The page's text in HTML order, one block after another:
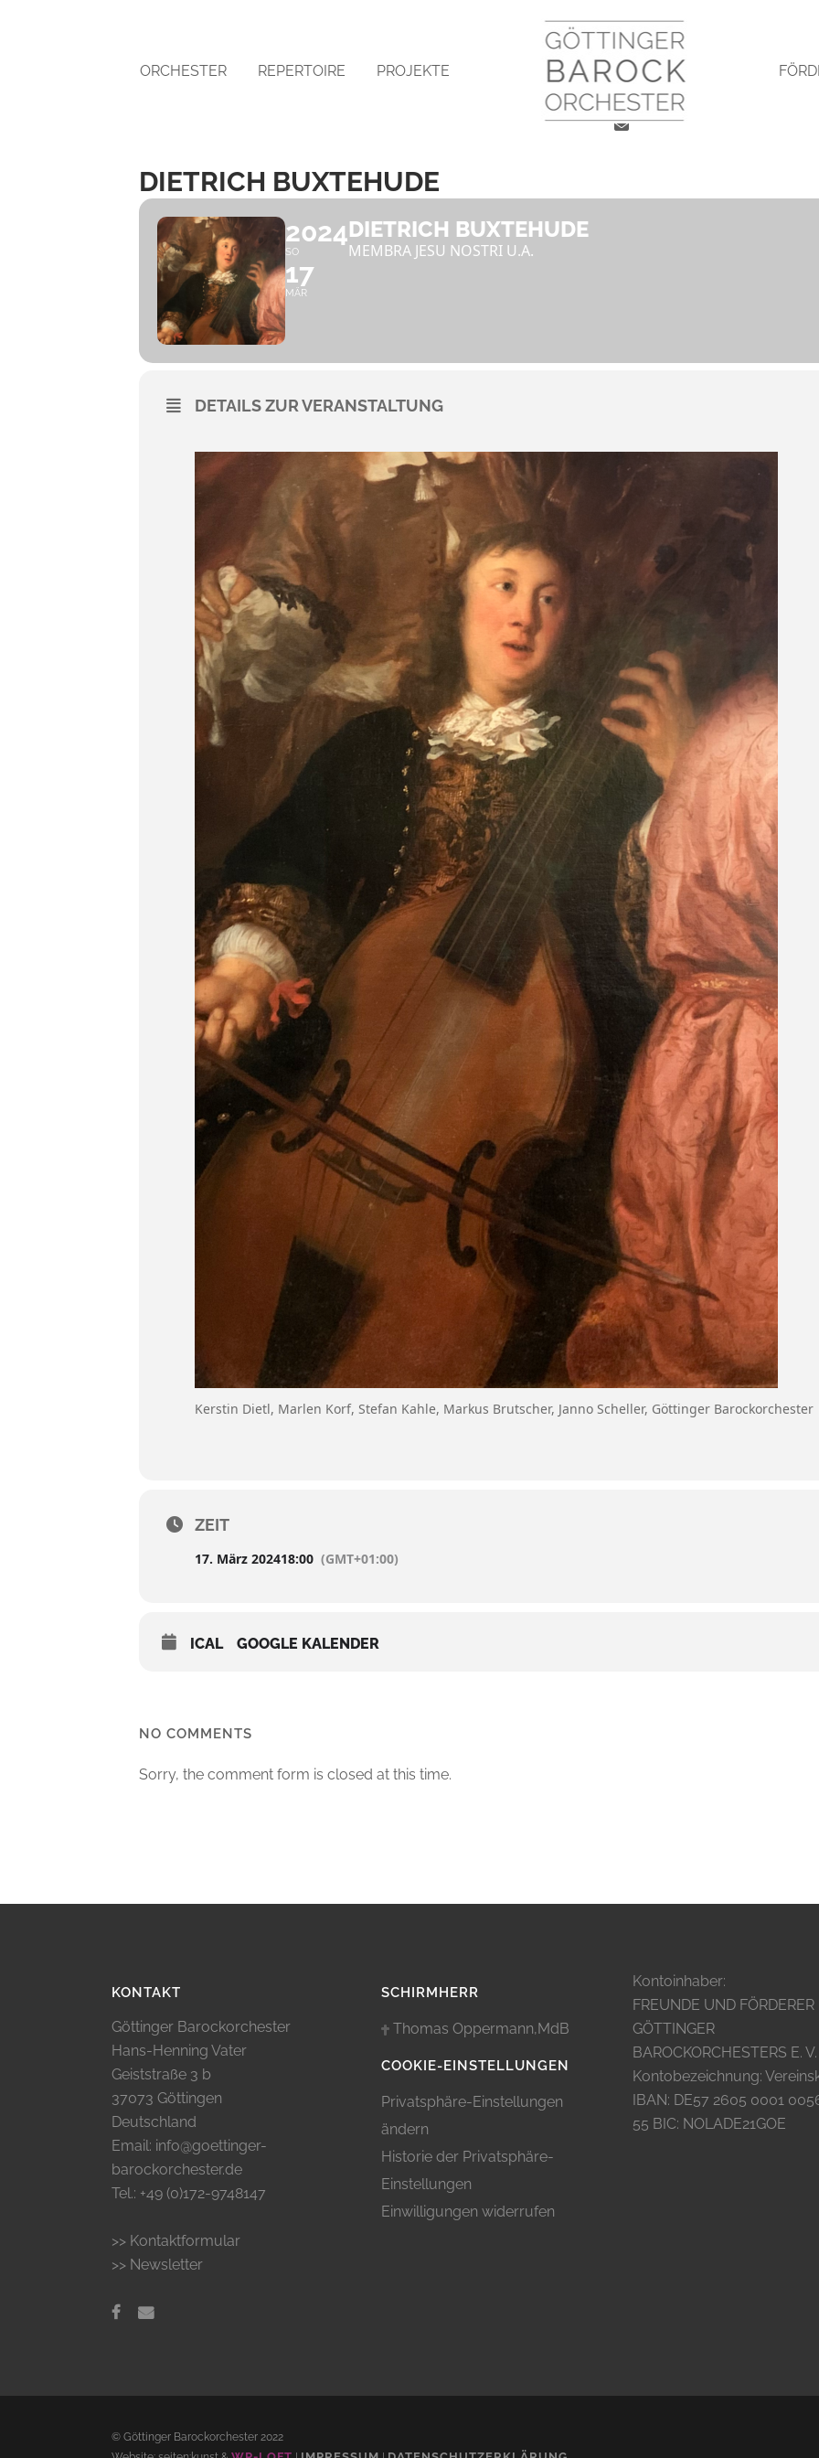
ORCHESTER REPERTOIRE PROJEKTE
DIETRICH BUXTEHUDE
2024
SO
17
MÄR
DIETRICH BUXTEHUDE
MEMBRA JESU NOSTRI U.A.
DETAILS ZUR VERANSTALTUNG
Kerstin Dietl, Marlen Korf, Stefan Kahle, Markus Brutscher, Janno Scheller, Göttinger
ZEIT
17. März 202418:00 (GMT+01:00)
ICAL GOOGLE KALENDER
NO COMMENTS
Sorry, the comment form is closed at this time.
KONTAKT
Göttinger Barockorchester
Hans-Henning Vater
Geiststraße 3 b
37073 Göttingen
Deutschland
Email: info@goettinger-
barockorchester.de
Tel.: +49 (0)172-9748147
>> Kontaktformular
>> Newsletter
SCHIRMHERR
Thomas Oppermann,MdB
COOKIE-EINSTELLUNGEN
Privatsphäre-Einstellungen
ändern
Historie der Privatsphäre-
Einstellungen
Einwilligungen widerrufen
Kontoinhaber:
FREUNDE UND FÖRDERER
GÖTTINGER
BAROCKORCHESTERS E. V.
Kontobezeichnung:
IBAN: DE57 2605 0001
55 BIC: NOLADE21GOE
© Göttinger Barockorchester 2022